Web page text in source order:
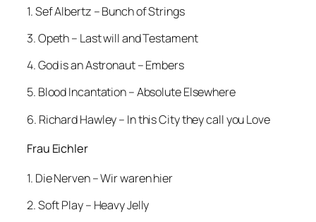
1. Sef Albertz – Bunch of Strings
3. Opeth – Last will and Testament
4. God is an Astronaut – Embers
5. Blood Incantation – Absolute Elsewhere
6. Richard Hawley – In this City they call you Love
Frau Eichler
1. Die Nerven – Wir waren hier
2. Soft Play – Heavy Jelly